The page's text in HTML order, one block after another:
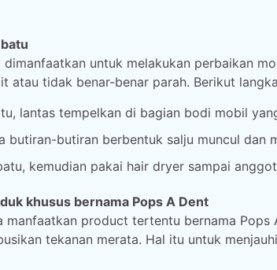
untuk melakukan perbaikan
atau tidak benar-benar parah. Berikut
lantas tempelkan di bagian bodi mobil
butiran-butiran berbentuk salju muncul
kemudian pakai hair dryer sampai
khusus bernama Pops A Dent
manfaatkan product tertentu bernama
tekanan merata. Hal itu untuk